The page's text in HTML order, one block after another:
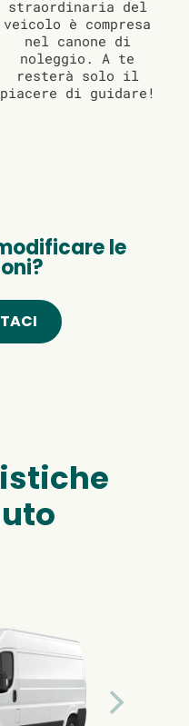
straordinaria del
veicolo è compresa
nel canone di
noleggio. A te
resterà solo il
piacere di guidare!
le